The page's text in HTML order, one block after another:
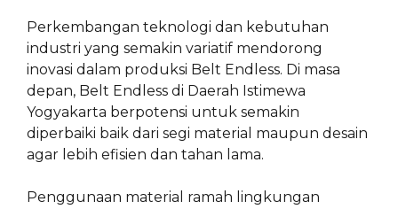
Perkembangan teknologi dan kebutuhan
industri yang semakin variatif mendorong
inovasi dalam produksi Belt Endless. Di masa
depan, Belt Endless di Daerah Istimewa
Yogyakarta berpotensi untuk semakin
diperbaiki baik dari segi material maupun desain
agar lebih efisien dan tahan lama.
Penggunaan material ramah lingkungan